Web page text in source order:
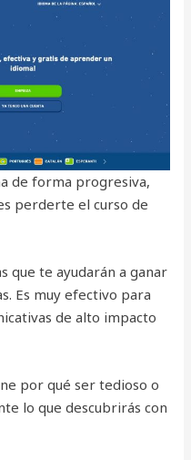
de forma progresiva,
perderte el curso de
que te ayudarán a ganar
Es muy efectivo para
de alto impacto
por qué ser tedioso o
lo que descubrirás con